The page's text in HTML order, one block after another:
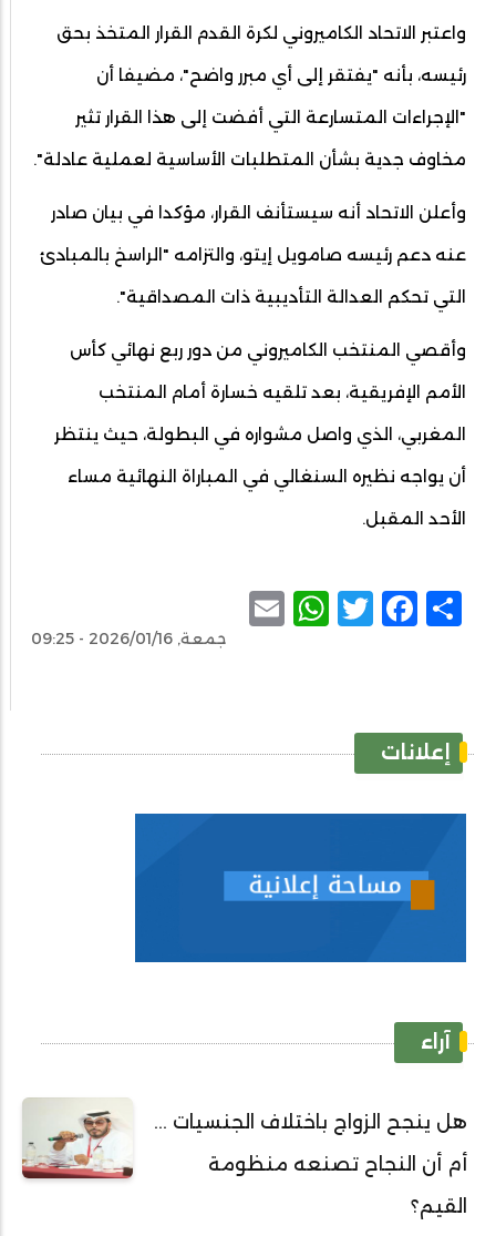
واعتبر الاتحاد الكاميروني لكرة القدم القرار المتخذ بحق
رئيسه، بأنه "يفتقر إلى أي مبرر واضح"، مضيفا أن
"الإجراءات المتسارعة التي أفضت إلى هذا القرار تثير
مخاوف جدية بشأن المتطلبات الأساسية لعملية عادلة".
وأعلن الاتحاد أنه سيستأنف القرار، مؤكدا في بيان صادر
عنه دعم رئيسه صامويل إيتو، والتزامه "الراسخ بالمبادئ
التي تحكم العدالة التأديبية ذات المصداقية".
وأقصي المنتخب الكاميروني من دور ربع نهائي كأس
الأمم الإفريقية، بعد تلقيه خسارة أمام المنتخب
المغربي، الذي واصل مشواره في البطولة، حيث ينتظر
أن يواجه نظيره السنغالي في المباراة النهائية مساء
الأحد المقبل.
Share
Facebook
Twitter
WhatsApp
جمعة, 2026/01/16 - 09:25
إعلانات
آراء
هل ينجح الزواج باختلاف الجنسيات ...
أم أن النجاح تصنعه منظومة
القيم؟